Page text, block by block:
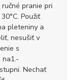
pranie pri
Použiť
pleteniny a
nesušiť v
s
na1.-
Nechať